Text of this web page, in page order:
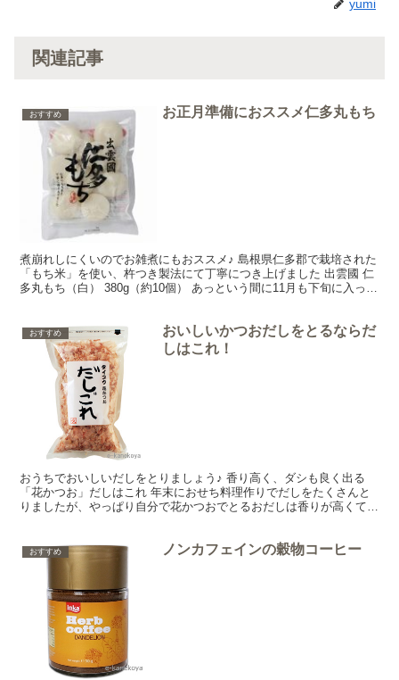
yumi
関連記事
おすすめ お正月準備におススメ仁多丸もち
煮崩れしにくいのでお雑煮にもおススメ♪ 島根県仁多郡で栽培された
「もち米」を使い、杵つき製法にて丁寧につき上げました 出雲國 仁
多丸もち（白） 380g（約10個） あっという間に11月も下旬に入って
おすすめ
おいしいかつおだしをとるならだ
しはこれ！
おうちでおいしいだしをとりましょう♪ 香り高く、ダシも良く出る
「花かつお」だしはこれ 年末におせち料理作りでだしをたくさんと
りましたが、やっぱり自分で花かつおでとるおだしは香りが高くてと
おすすめ ノンカフェインの穀物コーヒー